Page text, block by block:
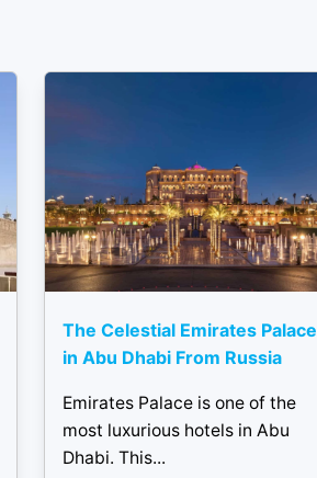
The Celestial Emirates Palace
in Abu Dhabi From Russia
Emirates Palace is one of the
most luxurious hotels in Abu
Dhabi. This...